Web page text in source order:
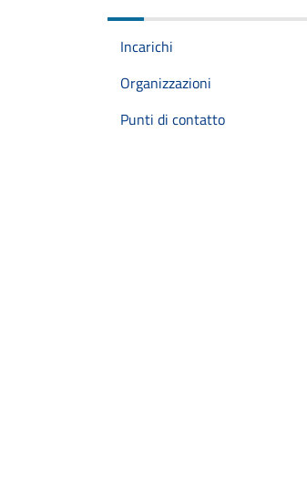
Incarichi
Organizzazioni
Punti di contatto